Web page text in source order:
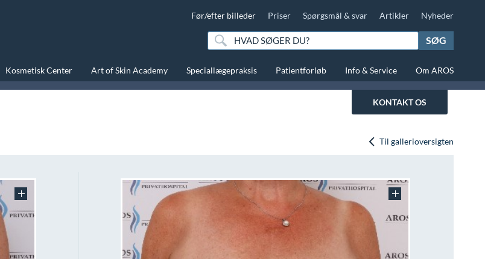
Før/efter billeder Priser Spørgsmål & svar Artikler Nyheder
SØG
Kosmetisk Center Art of Skin Academy Speciallægepraksis Patientforløb Info & Service Om AROS
KONTAKT OS
Til gallerioversigten